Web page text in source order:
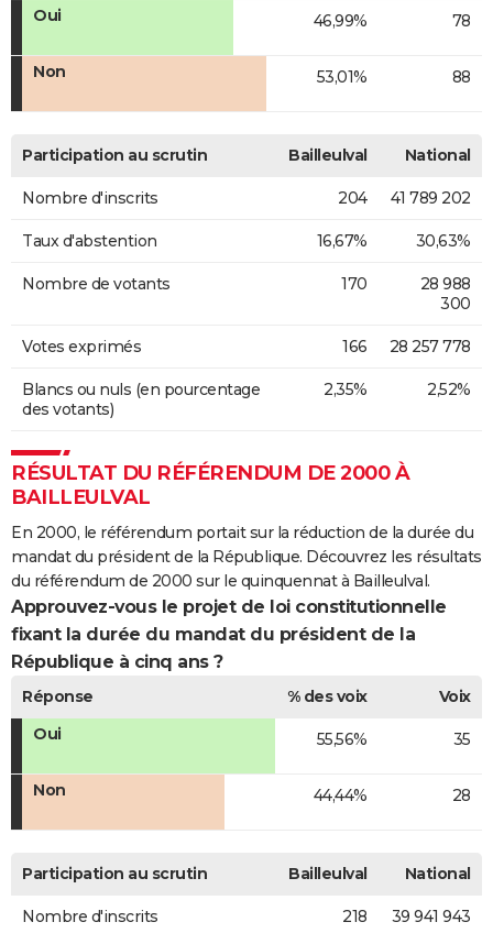
Oui
46,99% 78
Non 53,01% 88
Participation au scrutin Bailleulval National
Nombre d'inscrits 204 41 789 202
Taux d'abstention 16,67% 30,63%
Nombre de votants 170
28 988
300
Votes exprimés 166 28 257 778
Blancs ou nuls (en pourcentage
des votants)
2,35% 2,52%
RÉSULTAT DU RÉFÉRENDUM DE 2000 À
BAILLEULVAL
En 2000, le référendum portait sur la réduction de la durée du
mandat du président de la République. Découvrez les résultats
du référendum de 2000 sur le quinquennat à Bailleulval.
Approuvez-vous le projet de loi constitutionnelle
fixant la durée du mandat du président de la
République à cinq ans ?
Réponse % des voix
Voix
Oui
55,56% 35
Non 44,44% 28
Participation au scrutin Bailleulval National
Nombre d'inscrits 218 39 941 943